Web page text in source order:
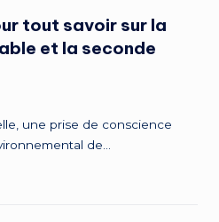
tout savoir sur la
et la seconde
une prise de conscience
de…